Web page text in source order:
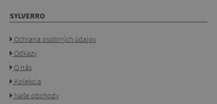
SYLVERRO
Ochrana osobných údajov
Odkazy
O nás
Kolekcia
Naše obchody